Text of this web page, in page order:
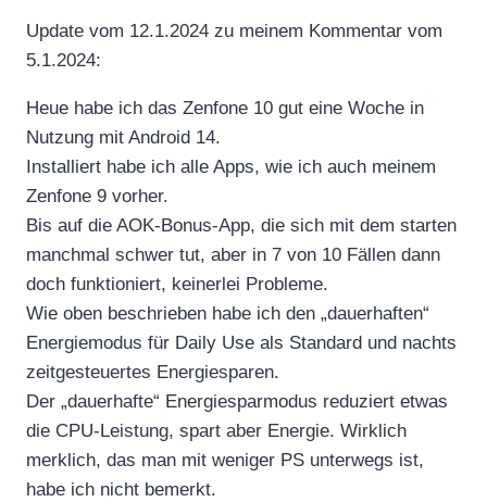
Update vom 12.1.2024 zu meinem Kommentar vom
5.1.2024:
Heue habe ich das Zenfone 10 gut eine Woche in
Nutzung mit Android 14.
Installiert habe ich alle Apps, wie ich auch meinem
Zenfone 9 vorher.
Bis auf die AOK-Bonus-App, die sich mit dem starten
manchmal schwer tut, aber in 7 von 10 Fällen dann
doch funktioniert, keinerlei Probleme.
Wie oben beschrieben habe ich den „dauerhaften“
Energiemodus für Daily Use als Standard und nachts
zeitgesteuertes Energiesparen.
Der „dauerhafte“ Energiesparmodus reduziert etwas
die CPU-Leistung, spart aber Energie. Wirklich
merklich, das man mit weniger PS unterwegs ist,
habe ich nicht bemerkt.